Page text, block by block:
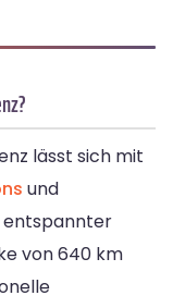
lässt sich mit
und
von 640 km